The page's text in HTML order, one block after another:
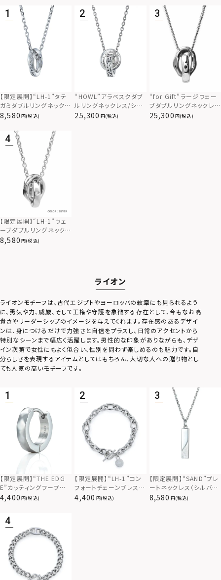
【限定展開】“THE EDG
E”エングレイブカッティ
ングフープピアス/スペシ
ャルパッケージ/サージカ
ルステンレス（金属アレル
(税込)
【限定展開】“LH-1”ラウ
ンドタテガミダブルリング
ネックレス（シルバー）/サ
ージカルステンレス（金
属アレルギー対応）
(税込)
【限定展開】“LH-1”タテ
ガミダブルリングネックレ
ス（ツイスト/シルバー）/
サージカルステンレス（金
属アレルギー対応）
(税込)
クロッシングピアス/フラ
グメントフープ/ブラック/
シルバー925(税込)
LION HEART × SunKu
コラボブレスレット/2024
年モデル/TYPE D（ター
(税込)
クラッチピアス/ツイスト/
シルバー925
14,300 (税込)
“for Gift”フラグメントリ
ング（6mm幅）/シルバー
19,800 (税込)
【限定展開】“LH-1”タテ
ガミダブルリングネックレ
ス（ツイスト/シルバー）/
属アレルギー対応）
8,580 (税込)
“HOWL”アラベスクダブ
ルリングネックレス/シル
バー925
25,300 (税込)
“for Gift”ラージウェー
ブダブルリングネックレ
ス/シルバー×ライトブラ
25,300 (税込)
【限定展開】“LH-1”ウェ
ーブダブルリングネック
レス/サージカルステンレ
8,580 (税込)
ライオン
ライオンモチーフは、古代エジプトやヨーロッパの紋章にも見られるよう
に、勇気や力、威厳、そして王権や守護を象徴する存在として、今もなお高
貴さやリーダーシップのイメージを与えてくれます。存在感のあるデザイ
ンは、身につけるだけで力強さと自信をプラスし、日常のアクセントから
特別なシーンまで幅広く活躍します。男性的な印象がありながらも、デザ
イン次第で女性にもよく似合い、性別を問わず楽しめるのも魅力です。自
分らしさを表現するアイテムとしてはもちろん、大切な人への贈り物とし
ても人気の高いモチーフです。
【限定展開】“THE EDG
E”カッティングフープピ
アス/サージカルステンレ
4,400 (税込)
【限定展開】“LH-1”コン
フォートチェーンブレスレ
ット（アズキ）/サージカル
4,400 (税込)
【限定展開】“SAND”プレ
ートネックレス（シルバ
ー）/サージカルステンレ
8,580 (税込)